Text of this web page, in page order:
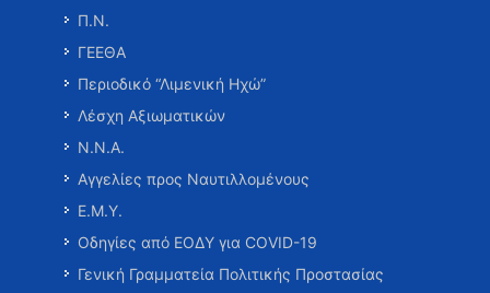
Π.Ν.
ΓΕΕΘΑ
Περιοδικό “Λιμενική Ηχώ”
Λέσχη Αξιωματικών
Ν.Ν.Α.
Αγγελίες προς Ναυτιλλομένους
Ε.Μ.Υ.
Οδηγίες από ΕΟΔΥ για COVID-19
Γενική Γραμματεία Πολιτικής Προστασίας